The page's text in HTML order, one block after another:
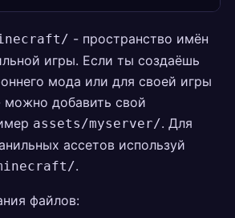
- пространство имён
игры. Если ты создаёшь
мода или для своей игры
можно добавить свой
assets/myserver/. Для
ассетов используй
.
файлов: